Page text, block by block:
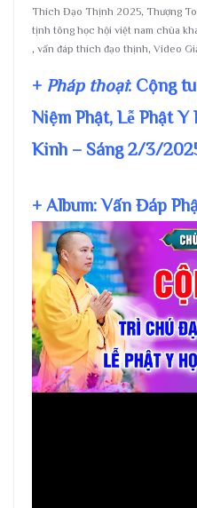
Thích Đạo Thịnh 2025, Thượng
tịnh tông học hội việt nam chùa
, vấn đáp thích đạo thịnh, Video
+ Pháp thoại: Cộng
Niệm Phật, Lễ Phật
Kinh – Sáng 2/3/
+ Album: Vấn Đáp